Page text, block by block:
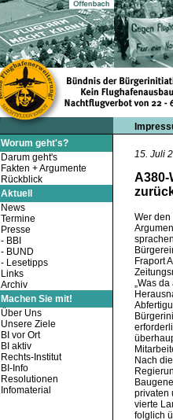
Worum geht's?
Darum geht's
Fakten + Argumente
Rückblick
Aktuell
News
Termine
Presse
- BBI
- BUND
- Lesetipps
Links
Archiv
Machen Sie mit!
Über Uns
Unsere Ziele
BI vor Ort
BI aktiv
Rechts-Institut
BI-Info
Resolutionen
Infomaterial
15. Juli
A380-
Wer den
Fraport
„Was
Nach
privaten
vierte
folglich